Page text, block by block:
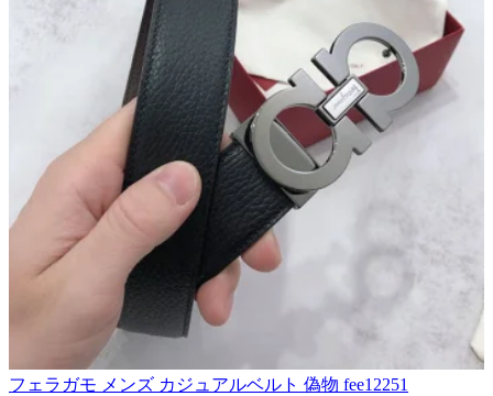
フェラガモ メンズ カジュアルベルト 偽物 fee12251